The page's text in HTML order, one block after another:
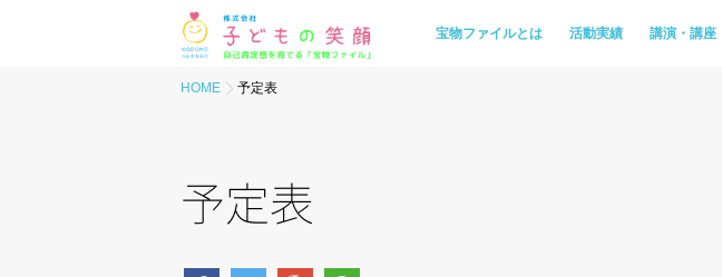
宝物ファイルとは 活動実績 講演・講座
HOME 予定表
予定表